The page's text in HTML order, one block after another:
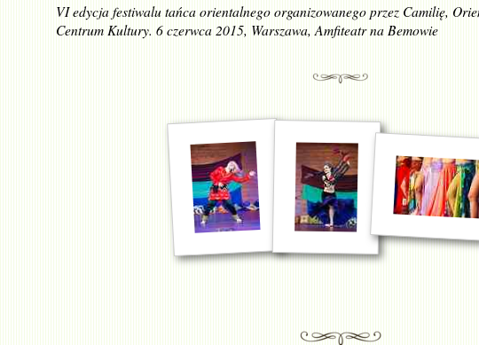
VI edycja festiwalu tańca orientalnego organizowanego przez Camilię,
Centrum Kultury. 6 czerwca 2015, Warszawa, Amfiteatr na Bemowie